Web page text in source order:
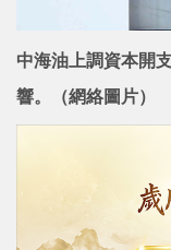
中海油上調資本開
響。（網絡圖片）